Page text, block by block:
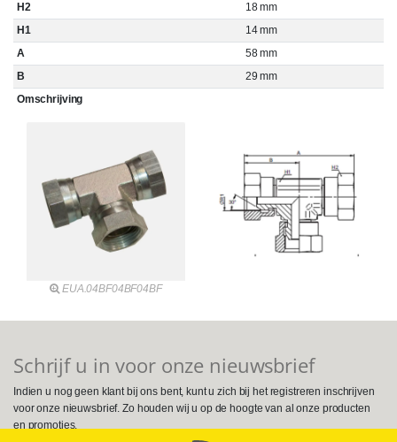
H2
18 mm
H1
14 mm
A
58 mm
B
29 mm
Omschrijving
EUA.04BF04BF04BF
Schrijf u in voor onze nieuwsbrief
Indien u nog geen klant bij ons bent, kunt u zich bij het registreren inschrijven
voor onze nieuwsbrief. Zo houden wij u op de hoogte van al onze producten
en promoties.